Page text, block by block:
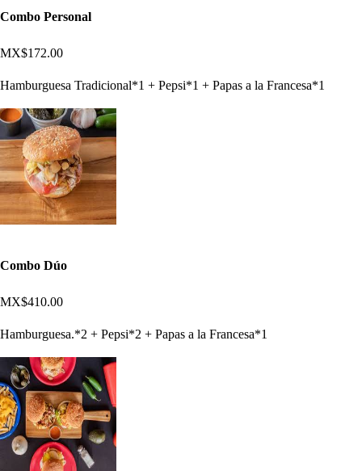
Combo Personal
MX$172.00
Hamburguesa Tradicional*1 + Pepsi*1 + Papas a la Francesa*1
Combo Dúo
MX$410.00
Hamburguesa.*2 + Pepsi*2 + Papas a la Francesa*1